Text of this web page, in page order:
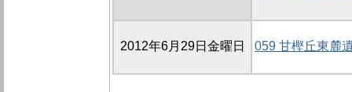
2012年6月29日金曜日 059 甘樫丘東麓